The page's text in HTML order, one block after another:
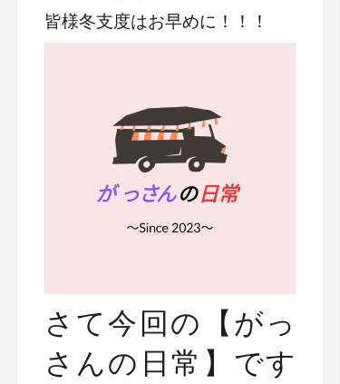
皆様冬支度はお早めに！！！
さて今回の【がっ
さんの日常】です